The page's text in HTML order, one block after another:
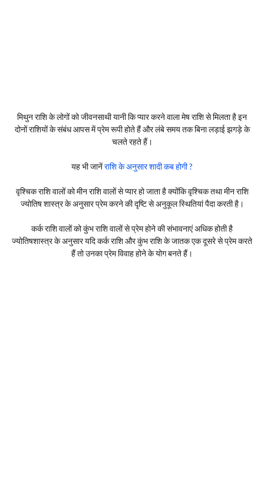
मिथुन राशि के लोगों को जीवनसाथी यानी कि प्यार करने वाला मेष राशि से मिलता है इन
दोनों राशियों के संबंध आपस में प्रेम रूपी होते हैं और लंबे समय तक बिना लड़ाई झगड़े के
चलते रहते हैं।
यह भी जानेंराशि के अनुसार शादी कब होगी ?
वृश्चिक राशि वालों को मीन राशि वालों से प्यार हो जाता है क्योंकि वृश्चिक तथा मीन राशि
ज्योतिष शास्त्र के अनुसार प्रेम करने की दृष्टि से अनुकूल स्थितियां पैदा करती है।
कर्क राशि वालों को कुंभ राशि वालों से प्रेम होने की संभावनाएं अधिक होती है
ज्योतिषशास्त्र के अनुसार यदि कर्क राशि और कुंभ राशि के जातक एक दूसरे से प्रेम करते
हैं तो उनका प्रेम विवाह होने के योग बनते हैं।